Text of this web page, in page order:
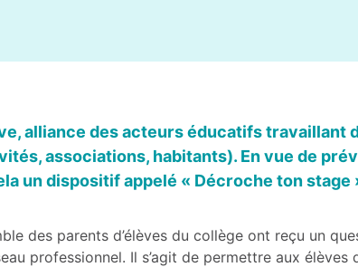
alliance des acteurs éducatifs travaillant
associations, habitants). En vue de
un dispositif appelé « Décroche ton stage
des parents d’élèves du collège ont reçu un
professionnel. Il s’agit de permettre aux élèves